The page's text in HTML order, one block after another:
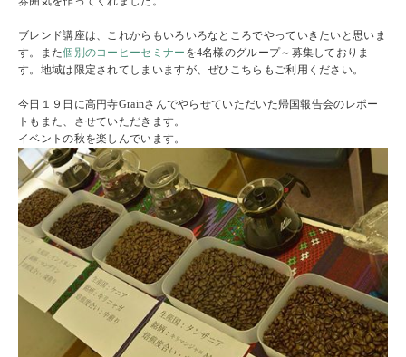
ブレンド講座は、これからもいろいろなところでやっていきたいと思いま
す。また個別のコーヒーセミナー を4名様のグループ～募集しておりま
す。地域は限定されてしまいますが、ぜひこちらもご利用ください。
今日１９日に高円寺Grainさんでやらせていただいた帰国報告会のレポー
トもまた、させていただきます。
イベントの秋を楽しんでいます。